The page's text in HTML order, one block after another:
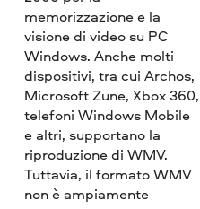
memorizzazione e la
visione di video su PC
Windows. Anche molti
dispositivi, tra cui Archos,
Microsoft Zune, Xbox 360,
telefoni Windows Mobile
e altri, supportano la
riproduzione di WMV.
Tuttavia, il formato WMV
non è ampiamente